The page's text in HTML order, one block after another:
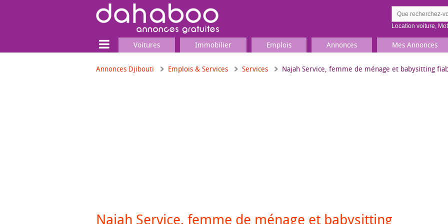
Location voiture,
Voitures Immobilier Emplois Annonces Mes Annonces
Annonces Djibouti Emplois & Services Services Najah Service, femme de ménage et babysitting
Najah Service, femme de ménage et babysitting